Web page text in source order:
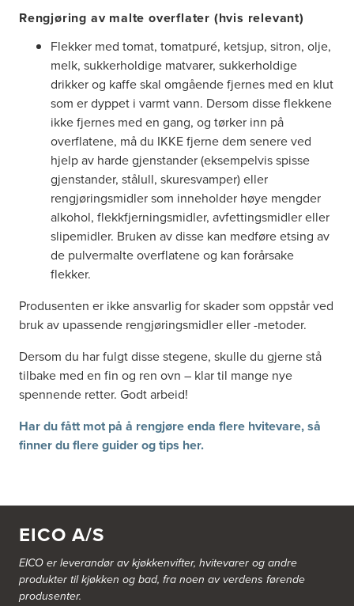
Rengjøring av malte overflater (hvis relevant)
Flekker med tomat, tomatpuré, ketsjup, sitron, olje,
melk, sukkerholdige matvarer, sukkerholdige
drikker og kaffe skal omgående fjernes med en klut
som er dyppet i varmt vann. Dersom disse flekkene
ikke fjernes med en gang, og tørker inn på
overflatene, må du IKKE fjerne dem senere ved
hjelp av harde gjenstander (eksempelvis spisse
gjenstander, stålull, skuresvamper) eller
rengjøringsmidler som inneholder høye mengder
alkohol, flekkfjerningsmidler, avfettingsmidler eller
slipemidler. Bruken av disse kan medføre etsing av
de pulvermalte overflatene og kan forårsake
flekker.
Produsenten er ikke ansvarlig for skader som oppstår ved
bruk av upassende rengjøringsmidler eller -metoder.
Dersom du har fulgt disse stegene, skulle du gjerne stå
tilbake med en fin og ren ovn – klar til mange nye
spennende retter. Godt arbeid!
Har du fått mot på å rengjøre enda flere hvitevare, så
finner du flere guider og tips her.
EICO A/S
EICO er leverandør av kjøkkenvifter, hvitevarer og andre
produkter til kjøkken og bad, fra noen av verdens førende
produsenter.